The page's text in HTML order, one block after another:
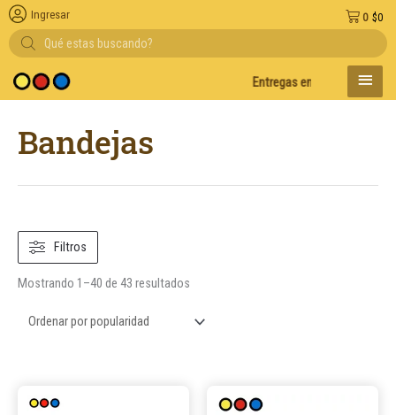
Búsqueda
de
productos
Entregas en el día en AMBA
$0
0
Ingresar
MENÚ
Bandejas
Filtros
Mostrando 1–40 de 43 resultados